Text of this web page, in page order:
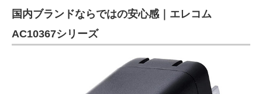
国内ブランドならではの安心感｜エレコム
AC10367シリーズ